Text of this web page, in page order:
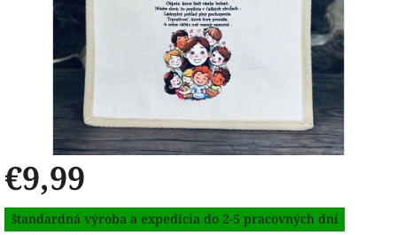
€9,99
Jednotková
cena:
štandardná výroba a expedícia do 2-5 pracovných dní